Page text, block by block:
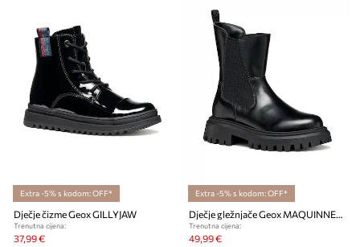
Extra -5% s kodom: OFF*
Dječje čizme Geox GILLYJAW
Trenutna cijena:
37,99 €
Extra -5% s kodom: OFF*
Dječje gležnjače Geox MAQUINNENS
Trenutna cijena:
49,99 €